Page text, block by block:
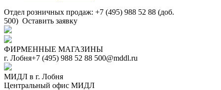
Отдел розничных продаж: +7 (495) 988 52 88 (доб.
500) Оставить заявку
ФИРМЕННЫЕ МАГАЗИНЫ
г. Лобня+7 (495) 988 52 88 500@mddl.ru
МИДЛ в г. Лобня
Центральный офис МИДЛ